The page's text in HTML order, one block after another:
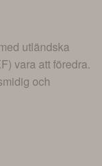
utländska
vara att föredra.
och